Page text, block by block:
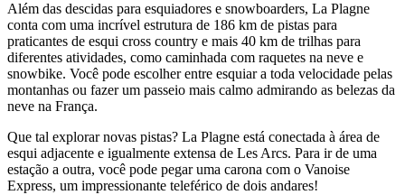
Além das descidas para esquiadores e snowboarders, La Plagne
conta com uma incrível estrutura de 186 km de pistas para
praticantes de esqui cross country e mais 40 km de trilhas para
diferentes atividades, como caminhada com raquetes na neve e
snowbike. Você pode escolher entre esquiar a toda velocidade pelas
montanhas ou fazer um passeio mais calmo admirando as belezas da
neve na França.
Que tal explorar novas pistas? La Plagne está conectada à área de
esqui adjacente e igualmente extensa de Les Arcs. Para ir de uma
estação a outra, você pode pegar uma carona com o Vanoise
Express, um impressionante teleférico de dois andares!